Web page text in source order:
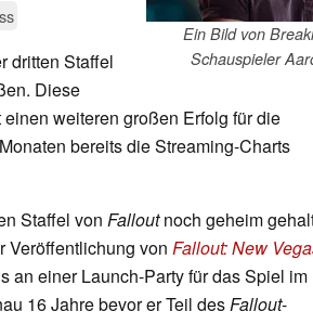
Ein Bild von
Schauspieler
dritten Staffel
Diese
einen weiteren großen Erfolg für die
bereits die Streaming-Charts
Staffel von Falloutnoch geheim
Veröffentlichung von Fallout: New
an einer Launch-Party für das Spiel im
16 Jahre bevor er Teil desFallout-